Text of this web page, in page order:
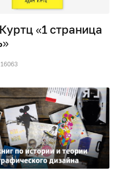
«1 страница
16063